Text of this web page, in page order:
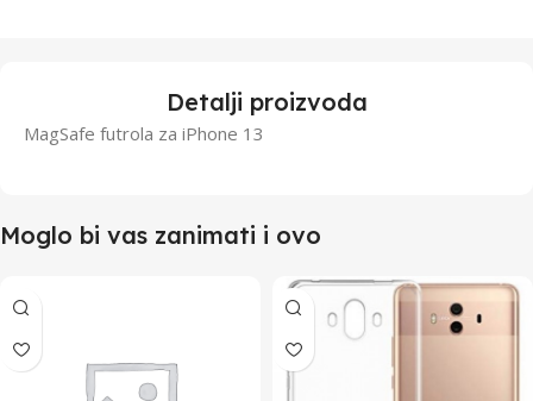
Detalji proizvoda
MagSafe futrola za iPhone 13
Moglo bi vas zanimati i ovo